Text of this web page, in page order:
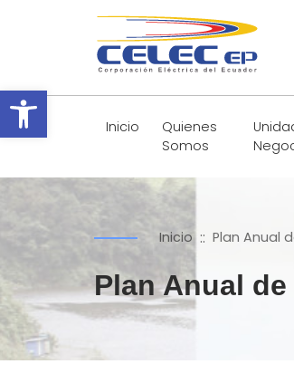
Abrir barra de
Inicio
Quienes
Somos
Inicio :: Plan Anual
Plan Anual